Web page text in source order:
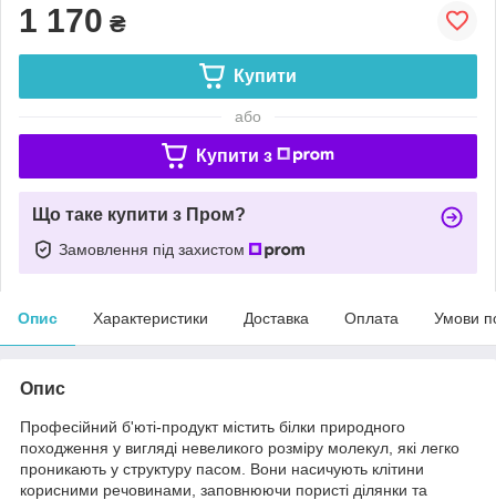
1 170 ₴
Купити
або
Купити з
Що таке купити з Пром?
Замовлення під захистом
Опис Характеристики Доставка Оплата Умови
Опис
Професійний б'юті-продукт містить білки природного
походження у вигляді невеликого розміру молекул, які легко
проникають у структуру пасом. Вони насичують клітини
корисними речовинами, заповнюючи пористі ділянки та